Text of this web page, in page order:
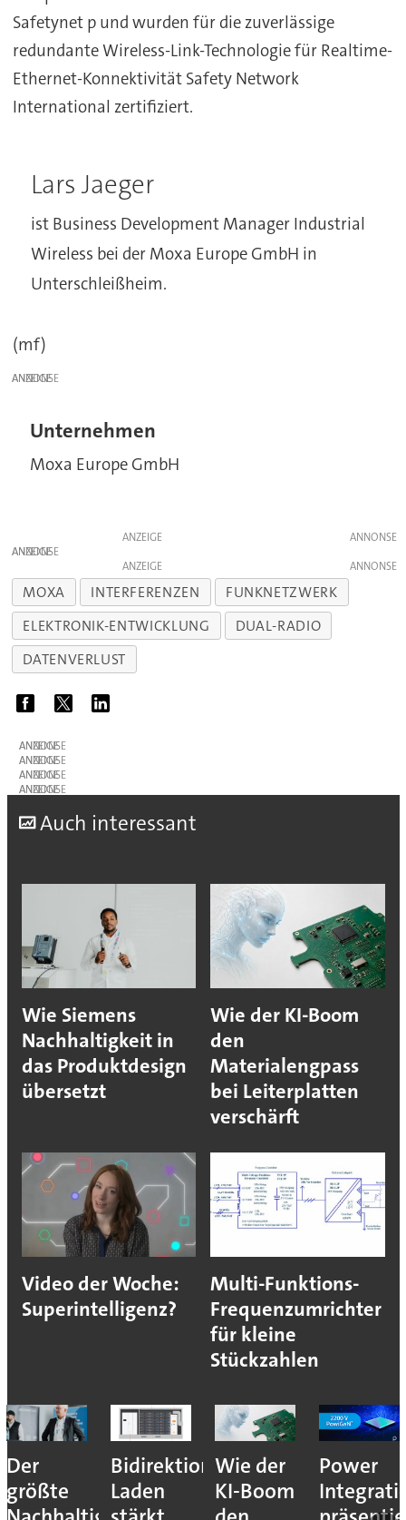
Safetynet p und wurden für die zuverlässige
redundante Wireless-Link-Technologie für Realtime-
Ethernet-Konnektivität Safety Network
International zertifiziert.
Lars Jaeger
ist Business Development Manager Industrial
Wireless bei der Moxa Europe GmbH in
Unterschleißheim.
(mf)
ANZEIGE
Unternehmen
Moxa Europe GmbH
ANZEIGE
ANZEIGE
ANZEIGE
MOXA INTERFERENZEN
FUNKNETZWERK
ELEKTRONIK-ENTWICKLUNG
DUAL-RADIO
DATENVERLUST
ANZEIGE
ANZEIGE
ANZEIGE
ANZEIGE
Auch interessant
Wie Siemens
Nachhaltigkeit in
das Produktdesign
übersetzt
Wie der KI-Boom
den
Materialengpass
bei Leiterplatten
verschärft
Video der Woche:
Superintelligenz?
Multi-Funktions-
Frequenzumrichter
für kleine
Stückzahlen
Der
größte
Bidirektionales
Laden
Wie der
KI-Boom
Power